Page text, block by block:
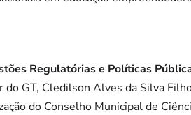
Regulatórias e Políticas
do GT, Cledilson Alves da Silva
do Conselho Municipal de